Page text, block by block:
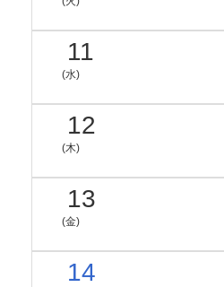
11
(水)
12
(木)
13
(金)
14